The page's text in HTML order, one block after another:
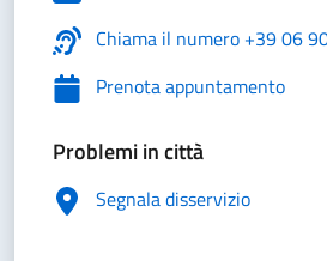
Chiama il numero +39 06
Prenota appuntamento
Problemi in città
Segnala disservizio